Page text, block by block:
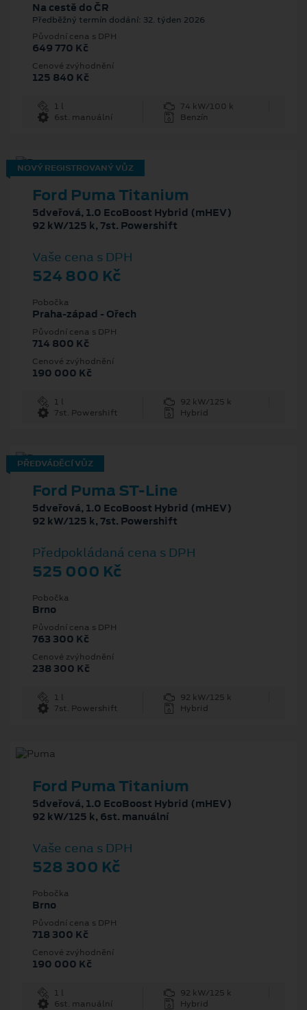
Na cestě do ČR
Předběžný termín dodání: 32. týden 2026
Původní cena s DPH
649 770 Kč
Cenové zvýhodnění
125 840 Kč
1 l
74 kW/100 k
6st. manuální
Benzín
NOVÝ REGISTROVANÝ VŮZ
Ford Puma Titanium
5dveřová, 1.0 EcoBoost Hybrid (mHEV)
92 kW/125 k, 7st. Powershift
Vaše cena s DPH
524 800 Kč
Pobočka
Praha-západ - Ořech
Původní cena s DPH
714 800 Kč
Cenové zvýhodnění
190 000 Kč
1 l
92 kW/125 k
7st. Powershift
Hybrid
PŘEDVÁDĚCÍ VŮZ
Ford Puma ST-Line
5dveřová, 1.0 EcoBoost Hybrid (mHEV)
92 kW/125 k, 7st. Powershift
Předpokládaná cena s DPH
525 000 Kč
Pobočka
Brno
Původní cena s DPH
763 300 Kč
Cenové zvýhodnění
238 300 Kč
1 l
92 kW/125 k
7st. Powershift
Hybrid
Ford Puma Titanium
5dveřová, 1.0 EcoBoost Hybrid (mHEV)
92 kW/125 k, 6st. manuální
Vaše cena s DPH
528 300 Kč
Pobočka
Brno
Původní cena s DPH
718 300 Kč
Cenové zvýhodnění
190 000 Kč
1 l
92 kW/125 k
6st. manuální
Hybrid